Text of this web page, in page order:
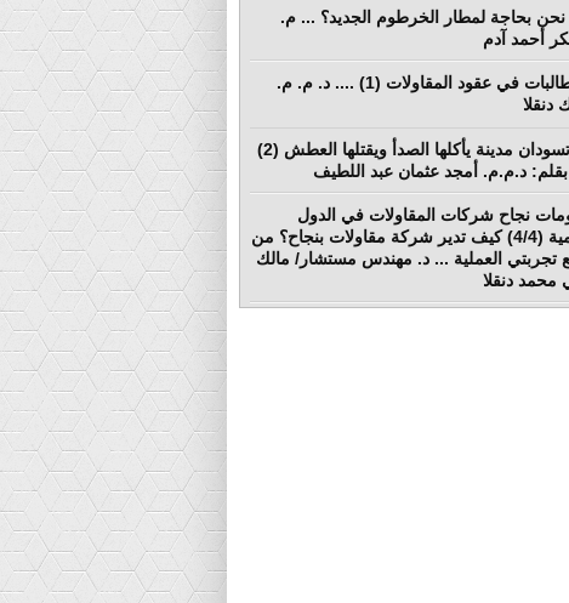
بحاجة لمطار الخرطوم الجديد؟ ... م.
أحمد آدم
المطالبات في عقود المقاولات (1) .... د. م. م.
دنقلا
بورتسودان مدينة يأكلها الصدأ ويقتلها العطش (2)
د.م.م. أمجد عثمان عبد اللطيف
نجاح شركات المقاولات في الدول
النامية (4/4) كيف تدير شركة مقاولات بنجاح؟ من
تجربتي العملية ... د. مهندس مستشار/ مالك
محمد دنقلا